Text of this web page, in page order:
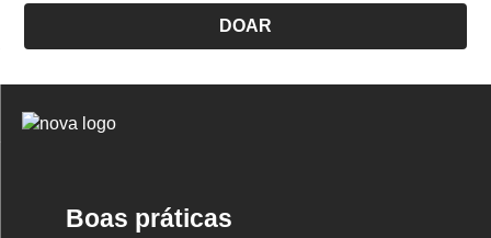
DOAR
Logo
Boas práticas